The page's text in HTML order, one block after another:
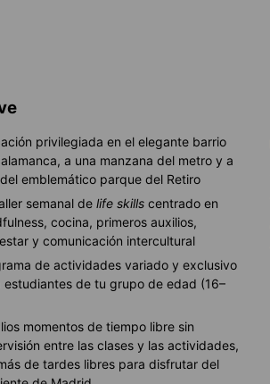
privilegiada en el elegante barrio
a una manzana del metro y a
emblemático parque del Retiro
semanal de life skills centrado en
cocina, primeros auxilios,
y comunicación intercultural
de actividades variado y exclusivo
estudiantes de tu grupo de edad (16–
momentos de tiempo libre sin
entre las clases y las actividades,
de tardes libres para disfrutar del